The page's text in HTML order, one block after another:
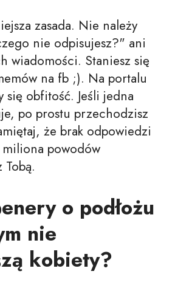
zasada. Nie należy
nie odpisujesz?" ani
wiadomości. Staniesz się
na fb ;). Na portalu
się obfitość. Jeśli jedna
po prostu przechodzisz
że brak odpowiedzi
powodów
o podłożu
nie
kobiety?